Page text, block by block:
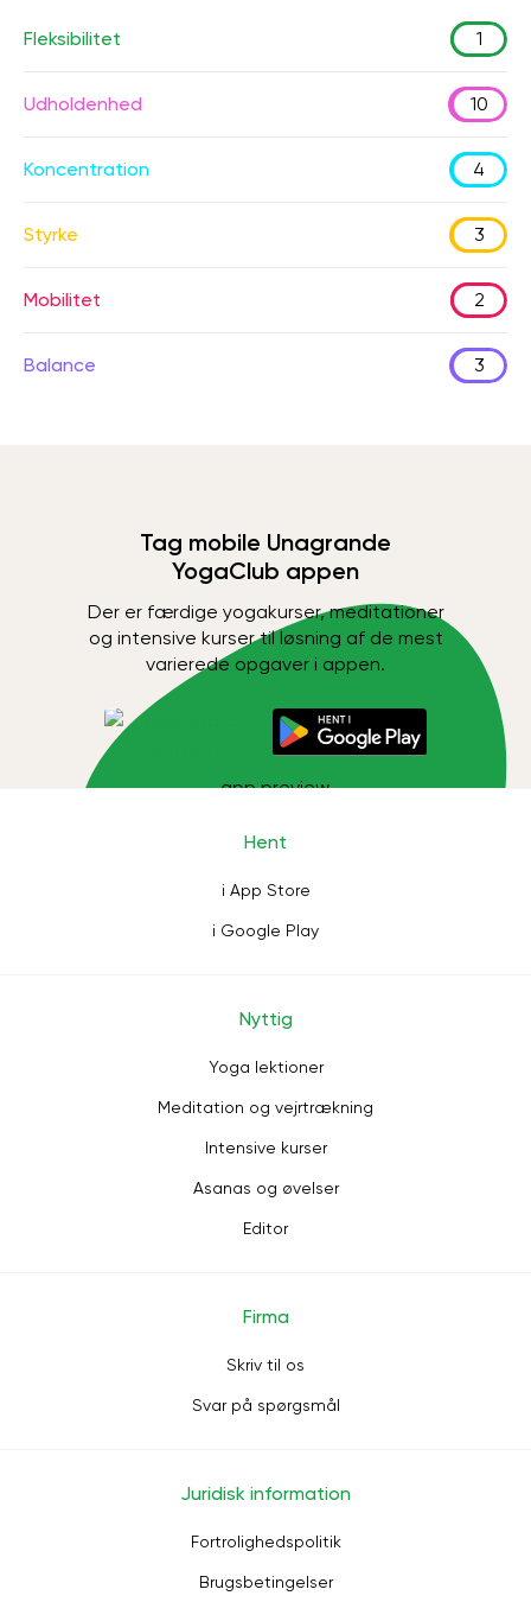
Fleksibilitet 1
Udholdenhed 10
Koncentration 4
Styrke 3
Mobilitet 2
Balance 3
Tag mobile Unagrande
YogaClub appen
Der er færdige yogakurser, meditationer
og intensive kurser til løsning af de mest
varierede opgaver i appen.
Hent
i App Store
i Google Play
Nyttig
Yoga lektioner
Meditation og vejrtrækning
Intensive kurser
Asanas og øvelser
Editor
Firma
Skriv til os
Svar på spørgsmål
Juridisk information
Fortrolighedspolitik
Brugsbetingelser